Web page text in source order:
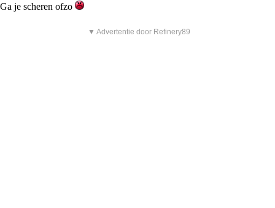
Ga je scheren ofzo
▼ Advertentie door Refinery89